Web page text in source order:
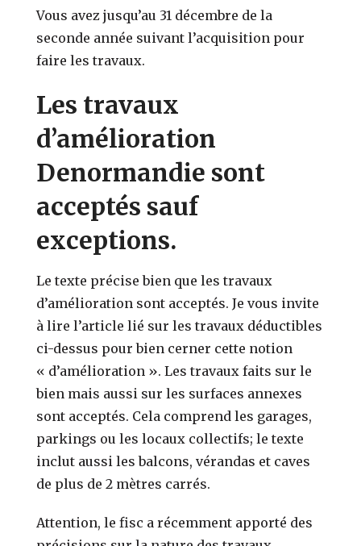
Vous avez jusqu’au 31 décembre de la
seconde année suivant l’acquisition pour
faire les travaux.
Les travaux
d’amélioration
Denormandie sont
acceptés sauf
exceptions.
Le texte précise bien que les travaux
d’amélioration sont acceptés. Je vous invite
à lire l’article lié sur les travaux déductibles
ci-dessus pour bien cerner cette notion
« d’amélioration ». Les travaux faits sur le
bien mais aussi sur les surfaces annexes
sont acceptés. Cela comprend les garages,
parkings ou les locaux collectifs; le texte
inclut aussi les balcons, vérandas et caves
de plus de 2 mètres carrés.
Attention, le fisc a récemment apporté des